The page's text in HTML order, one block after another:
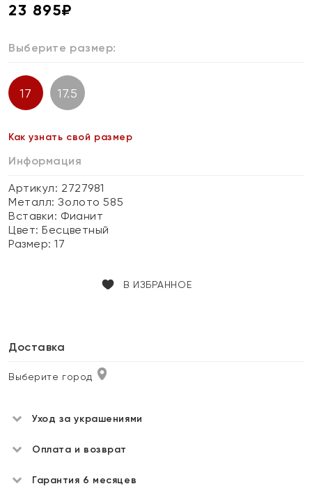
23 895₽
Выберите размер:
17 17.5
Как узнать свой размер
Информация
Артикул: 2727981
Металл:Золото 585
Вставки: Фианит
Цвет:Бесцветный
Размер:17
В ИЗБРАННОЕ
Доставка
Выберите город
Уход за украшениями
Оплата и возврат
Гарантия 6 месяцев